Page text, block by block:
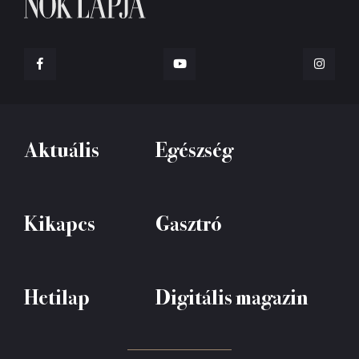
Aktuális Egészség
Kikapcs Gasztró
Hetilap Digitális magazin